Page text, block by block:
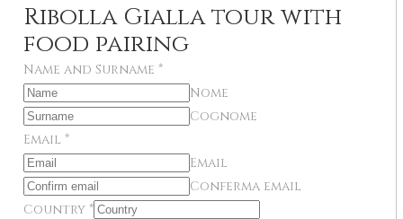
Ribolla Gialla tour with
food pairing
Name and Surname *
Nome
Cognome
Email *
Email
Conferma email
Country *